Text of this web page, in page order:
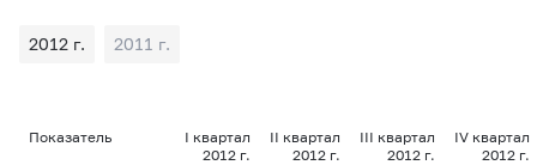
2012 г. 2011 г.
Показатель
I квартал
2012 г.
II квартал
2012 г.
III квартал
2012 г.
IV квартал
2012 г.